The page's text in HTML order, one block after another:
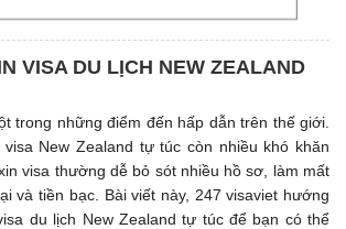
VISA DU LỊCH NEW ZEALAND
trong những điểm đến hấp dẫn trên thế giới.
New Zealand tự túc còn nhiều khó khăn
visa thường dễ bỏ sót nhiều hồ sơ, làm mất
và tiền bạc. Bài viết này, 247 visaviet hướng
du lịch New Zealand tự túc để bạn có thể